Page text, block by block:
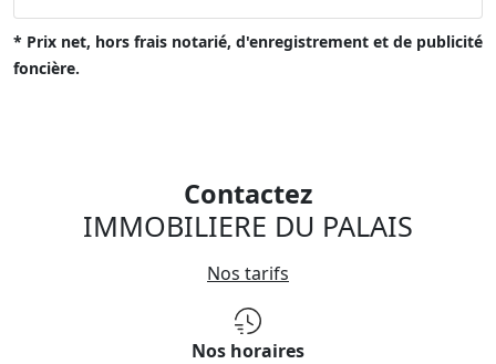
* Prix net, hors frais notarié, d'enregistrement et de publicité
foncière.
Contactez
IMMOBILIERE DU PALAIS
Nos tarifs
Nos horaires